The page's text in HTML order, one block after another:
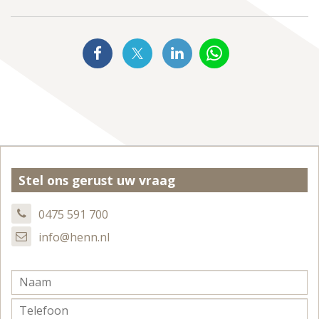
Stel ons gerust uw vraag
0475 591 700
info@henn.nl